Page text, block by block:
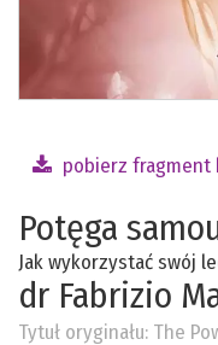
pobierz fragment
Potęga
Jak wykorzystać swój
dr Fabrizio
Tytuł oryginału: The